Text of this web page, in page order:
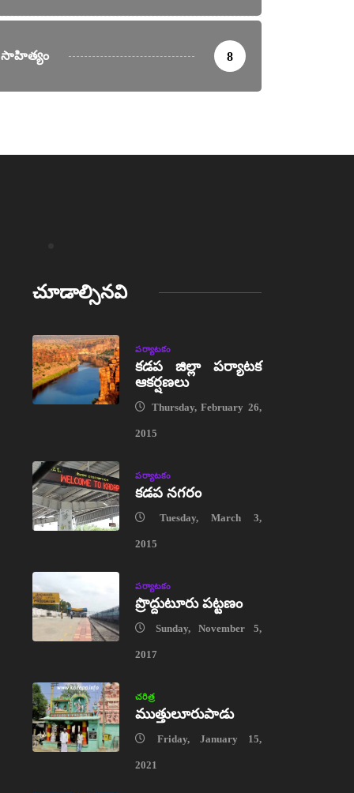
సాహిత్యం 8
చూడాల్సినవి
పర్యాటకం
కడప జిల్లా పర్యాటక
ఆకర్షణలు
Thursday, February 26,
2015
పర్యాటకం
కడప నగరం
Tuesday, March 3,
2015
పర్యాటకం
ప్రొద్దుటూరు పట్టణం
Sunday, November 5,
2017
చరిత్ర
ముత్తులూరుపాడు
Friday, January 15,
2021